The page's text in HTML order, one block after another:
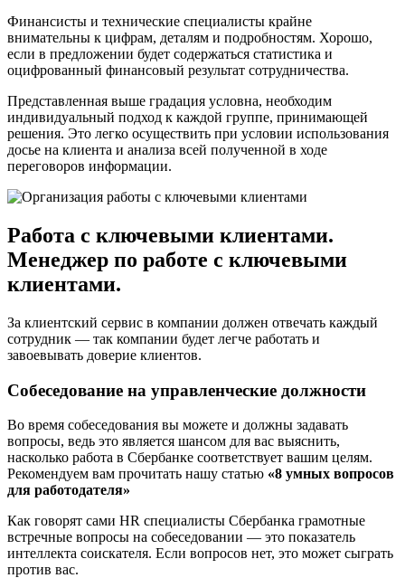
Финансисты и технические специалисты крайне
внимательны к цифрам, деталям и подробностям. Хорошо,
если в предложении будет содержаться статистика и
оцифрованный финансовый результат сотрудничества.
Представленная выше градация условна, необходим
индивидуальный подход к каждой группе, принимающей
решения. Это легко осуществить при условии использования
досье на клиента и анализа всей полученной в ходе
переговоров информации.
Работа с ключевыми клиентами.
Менеджер по работе с ключевыми
клиентами.
За клиентский сервис в компании должен отвечать каждый
сотрудник — так компании будет легче работать и
завоевывать доверие клиентов.
Собеседование на управленческие должности
Во время собеседования вы можете и должны задавать
вопросы, ведь это является шансом для вас выяснить,
насколько работа в Сбербанке соответствует вашим целям.
Рекомендуем вам прочитать нашу статью «8 умных вопросов
для работодателя»
Как говорят сами HR специалисты Сбербанка грамотные
встречные вопросы на собеседовании — это показатель
интеллекта соискателя. Если вопросов нет, это может сыграть
против вас.